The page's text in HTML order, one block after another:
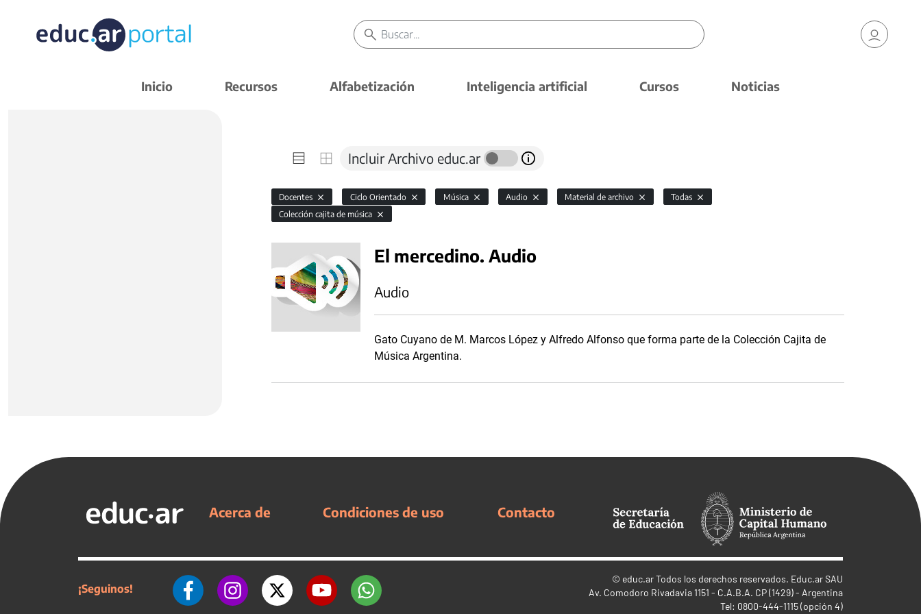
Inicio Recursos Alfabetización Inteligencia artificial Cursos Noticias
Incluir Archivo educ.ar
Docentes Ciclo Orientado Música Audio Material de archivo
Todas
Colección cajita de música
El mercedino. Audio
Audio
Gato Cuyano de M. Marcos López y Alfredo Alfonso que forma parte de la Colección Cajita de
Música Argentina.
Acerca de Condiciones de uso Contacto
¡Seguinos!
© educ.arTodos los derechos reservados. Educ.ar SAU
Av. Comodoro Rivadavia 1151 - C.A.B.A. CP (1429) - Argentina
Tel: 0800-444-1115 (opción 4)